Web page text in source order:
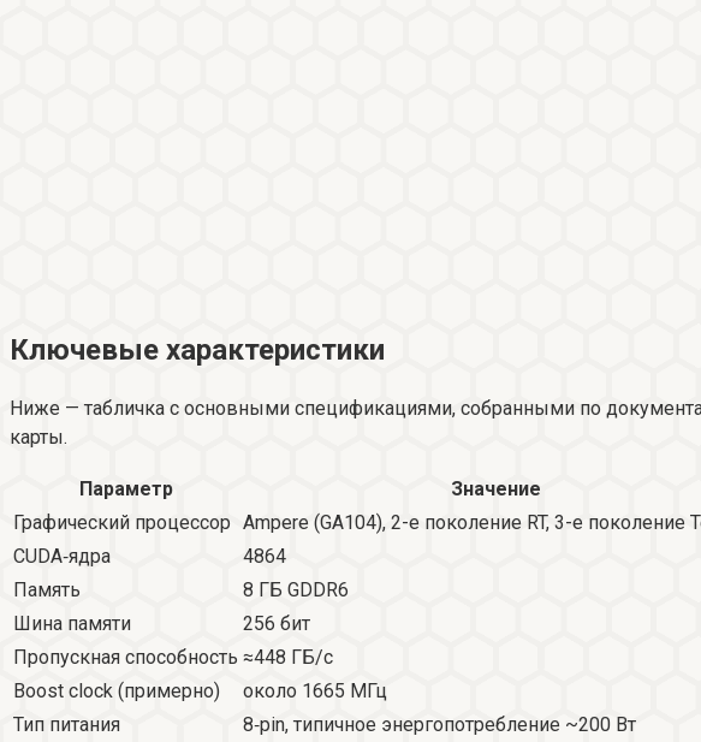
Ключевые характеристики
Ниже — табличка с основными спецификациями, собранными по
карты.
Параметр
Значение
Графический процессор Ampere (GA104), 2-е поколение RT, 3-е поколение
CUDA‑ядра
4864
Память
8 ГБ GDDR6
Шина памяти
256 бит
Пропускная способность ≈448 ГБ/с
Boost clock (примерно)
около 1665 МГц
Тип питания
8‑pin, типичное энергопотребление ~200 Вт